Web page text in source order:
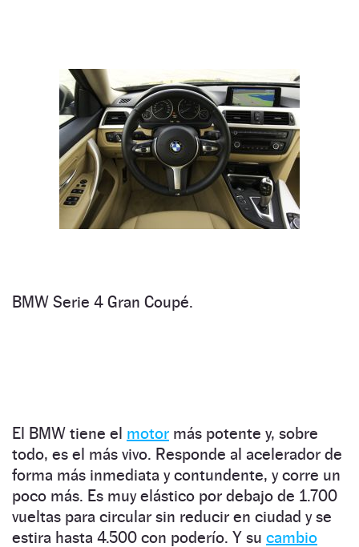
BMW Serie 4 Gran Coupé.
El BMW tiene el motor más potente y, sobre
todo, es el más vivo. Responde al acelerador de
forma más inmediata y contundente, y corre un
poco más. Es muy elástico por debajo de 1.700
vueltas para circular sin reducir en ciudad y se
estira hasta 4.500 con poderío. Y su cambio